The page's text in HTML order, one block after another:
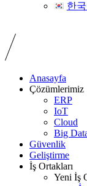
한
Anasayfa
Çözümlerimiz
ERP
IoT
Cloud
Big
Güvenlik
Geliştirme
İş Ortakları
Yeni İş